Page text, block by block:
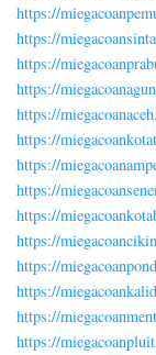
https://
https://
https://
https://
https://
https://
https://
https://
https://
https://
https://
https://
https://
https://